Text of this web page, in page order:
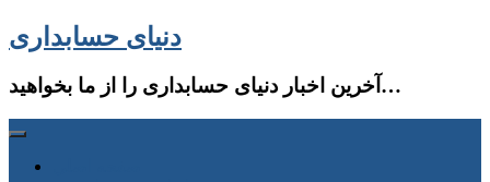
دنیای حسابداری
آخرین اخبار دنیای حسابداری را از ما بخواهید…